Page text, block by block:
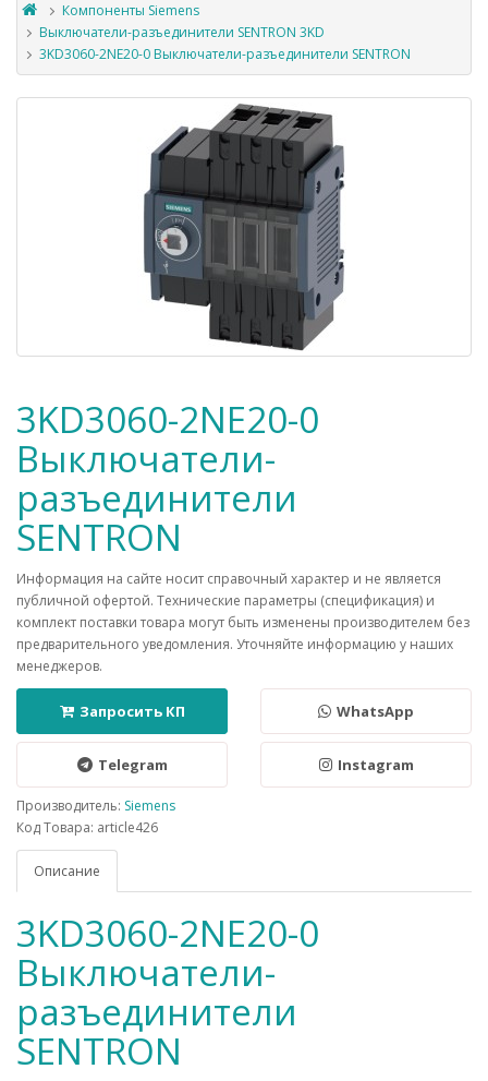
Компоненты Siemens
Выключатели-разъединители SENTRON 3KD
3KD3060-2NE20-0 Выключатели-разъединители SENTRON
3KD3060-2NE20-0
Выключатели-
разъединители
SENTRON
Информация на сайте носит справочный характер и не является
публичной офертой. Технические параметры (спецификация) и
комплект поставки товара могут быть изменены производителем без
предварительного уведомления. Уточняйте информацию у наших
менеджеров.
Запросить КП WhatsApp
Telegram Instagram
Производитель: Siemens
Код Товара: article426
Описание
3KD3060-2NE20-0
Выключатели-
разъединители
SENTRON